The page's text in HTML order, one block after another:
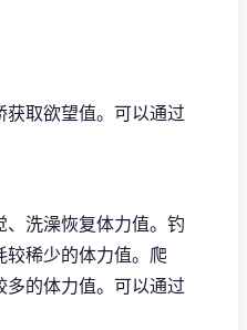
取欲望值。 可以通过
洗澡恢复体力值。 钓
稀少的体力值。 爬
的体力值。 可以通过